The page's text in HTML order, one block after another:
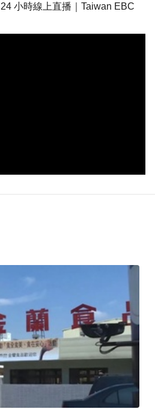
小時線上直播｜Taiwan EBC